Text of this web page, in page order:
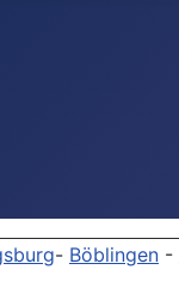
- Böblingen -